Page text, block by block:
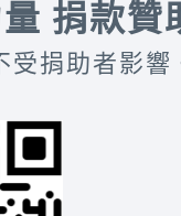
捐款贊
捐助者影響